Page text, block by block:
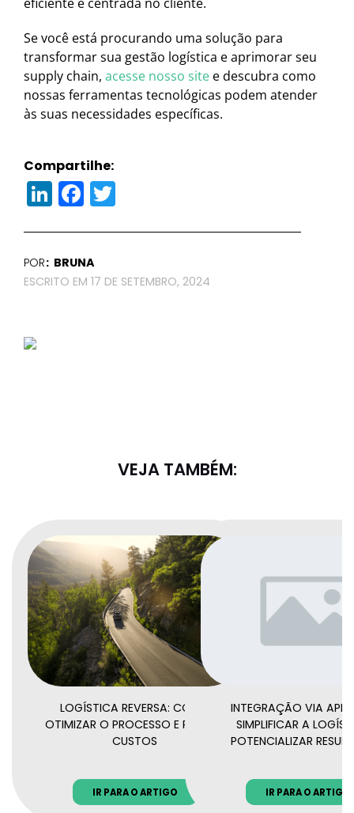
eficiente e centrada no cliente.
Se você está procurando uma solução para
transformar sua gestão logística e aprimorar seu
supply chain, acesse nosso site e descubra como
nossas ferramentas tecnológicas podem atender
às suas necessidades específicas.
LinkedIn
Facebook
Compartilhe:
POR BRUNA
17 DE SETEMBRO, 2024
VEJA TAMBÉM:
LOGÍSTICA REVERSA: COMO
OTIMIZAR O PROCESSO E REDUZIR
CUSTOS
IR PARA O ARTIGO
INTEGRAÇÃO VIA API:
SIMPLIFICAR A
POTENCIALIZAR
IR PARA O ARTIGO